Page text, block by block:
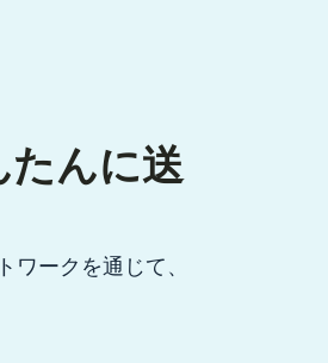
たんに送
ワークを通じて、